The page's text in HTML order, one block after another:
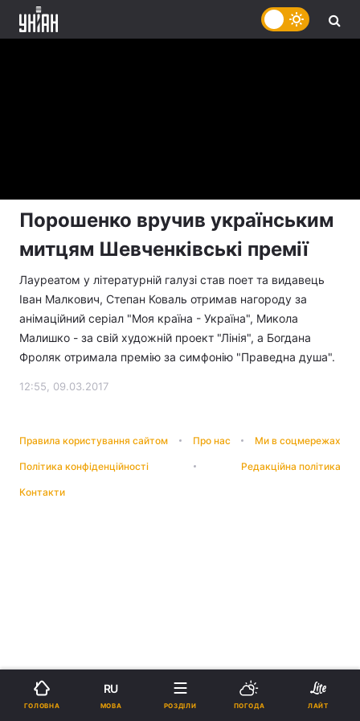
Порошенко вручив українським
митцям Шевченківські премії
Лауреатом у літературній галузі став поет та видавець
Іван Малкович, Степан Коваль отримав нагороду за
анімаційний серіал "Моя країна - Україна", Микола
Малишко - за свій художній проект "Лінія", а Богдана
Фроляк отримала премію за симфонію "Праведна душа".
12:55, 09.03.2017
Правила користування сайтом Про нас Ми в соцмережах
Політика конфіденційності Редакційна політика
Контакти
ГОЛОВНА
RU
МОВА РОЗДІЛИ ПОГОДА ЛАЙТ